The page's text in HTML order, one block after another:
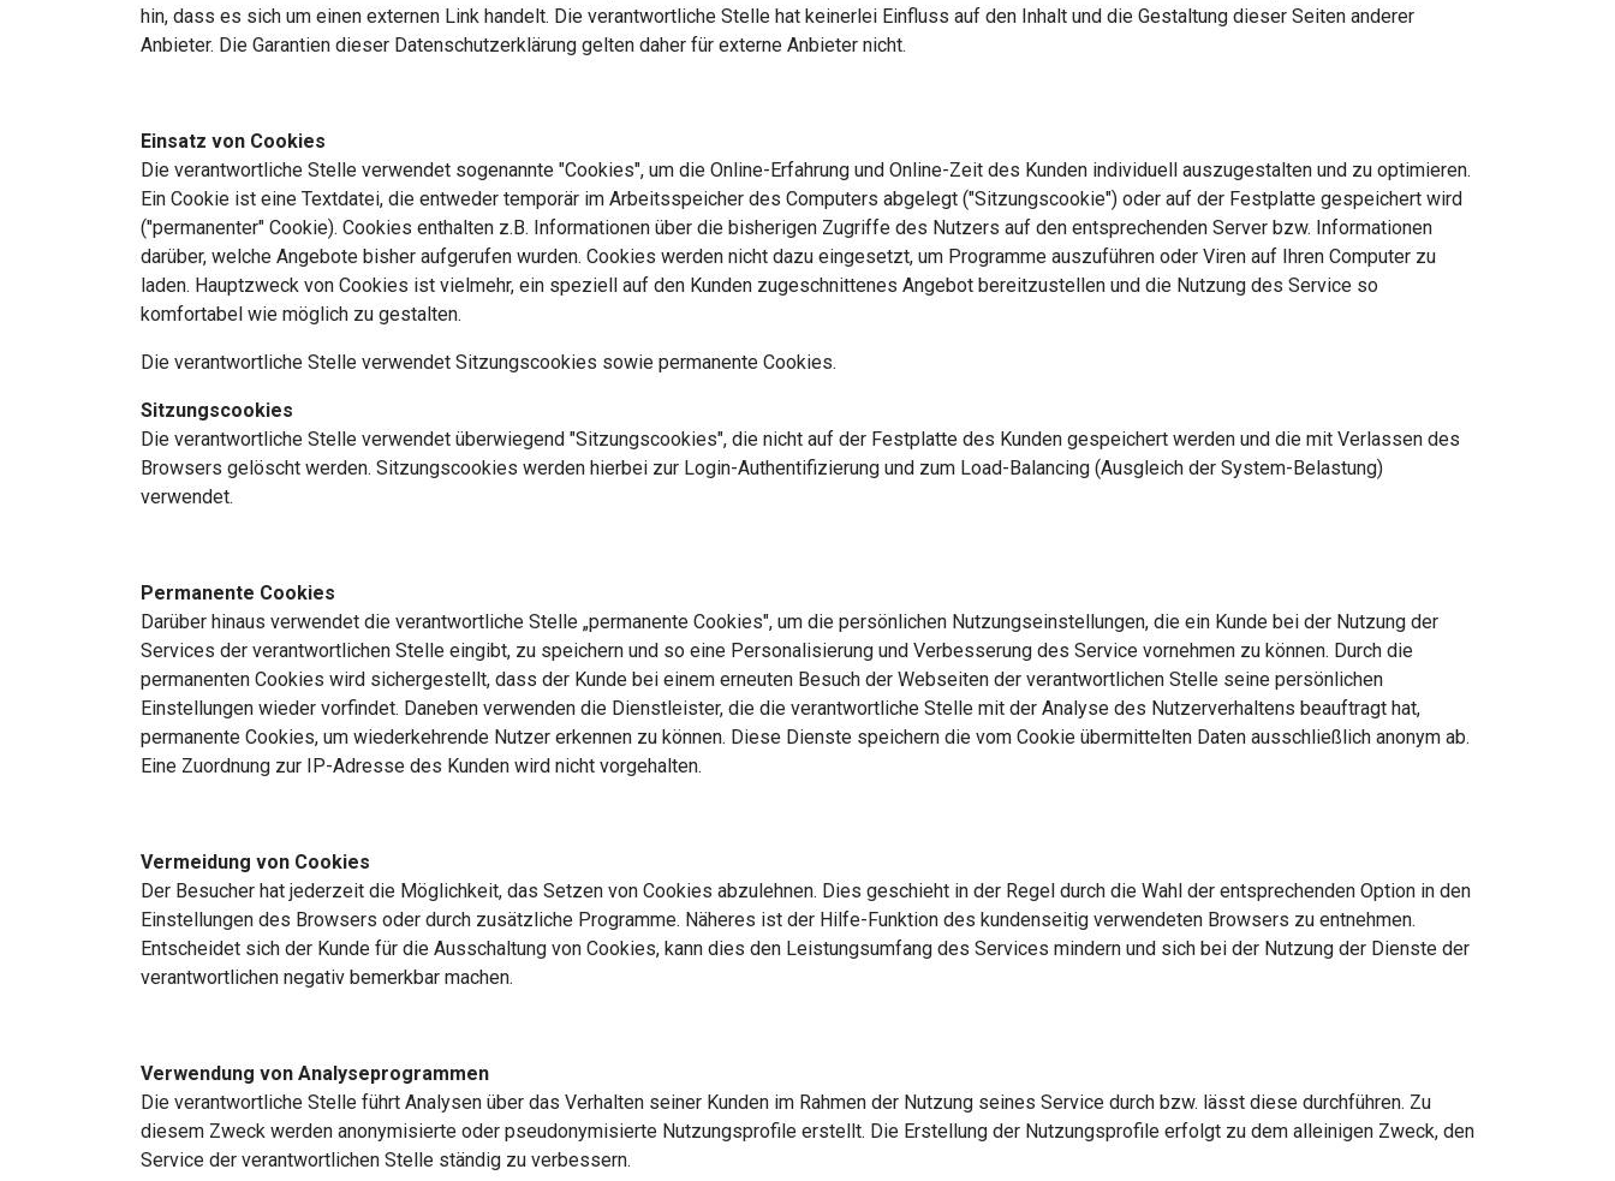
hin, dass es sich um einen externen Link handelt. Die verantwortliche Stelle hat keinerlei Einfluss auf den Inhalt und die Gestaltung dieser Seiten anderer
Anbieter. Die Garantien dieser Datenschutzerklärung gelten daher für externe Anbieter nicht.
Einsatz von Cookies
Die verantwortliche Stelle verwendet sogenannte "Cookies", um die Online-Erfahrung und Online-Zeit des Kunden individuell auszugestalten und zu optimieren.
Ein Cookie ist eine Textdatei, die entweder temporär im Arbeitsspeicher des Computers abgelegt ("Sitzungscookie") oder auf der Festplatte gespeichert wird
("permanenter" Cookie). Cookies enthalten z.B. Informationen über die bisherigen Zugriffe des Nutzers auf den entsprechenden Server bzw. Informationen
darüber, welche Angebote bisher aufgerufen wurden. Cookies werden nicht dazu eingesetzt, um Programme auszuführen oder Viren auf Ihren Computer zu
laden. Hauptzweck von Cookies ist vielmehr, ein speziell auf den Kunden zugeschnittenes Angebot bereitzustellen und die Nutzung des Service so
komfortabel wie möglich zu gestalten.
Die verantwortliche Stelle verwendet Sitzungscookies sowie permanente Cookies.
Sitzungscookies
Die verantwortliche Stelle verwendet überwiegend "Sitzungscookies", die nicht auf der Festplatte des Kunden gespeichert werden und die mit Verlassen des
Browsers gelöscht werden. Sitzungscookies werden hierbei zur Login-Authentifizierung und zum Load-Balancing (Ausgleich der System-Belastung)
verwendet.
Permanente Cookies
Darüber hinaus verwendet die verantwortliche Stelle „permanente Cookies", um die persönlichen Nutzungseinstellungen, die ein Kunde bei der Nutzung der
Services der verantwortlichen Stelle eingibt, zu speichern und so eine Personalisierung und Verbesserung des Service vornehmen zu können. Durch die
permanenten Cookies wird sichergestellt, dass der Kunde bei einem erneuten Besuch der Webseiten der verantwortlichen Stelle seine persönlichen
Einstellungen wieder vorfindet. Daneben verwenden die Dienstleister, die die verantwortliche Stelle mit der Analyse des Nutzerverhaltens beauftragt hat,
permanente Cookies, um wiederkehrende Nutzer erkennen zu können. Diese Dienste speichern die vom Cookie übermittelten Daten ausschließlich anonym ab.
Eine Zuordnung zur IP-Adresse des Kunden wird nicht vorgehalten.
Vermeidung von Cookies
Der Besucher hat jederzeit die Möglichkeit, das Setzen von Cookies abzulehnen. Dies geschieht in der Regel durch die Wahl der entsprechenden Option in den
Einstellungen des Browsers oder durch zusätzliche Programme. Näheres ist der Hilfe-Funktion des kundenseitig verwendeten Browsers zu entnehmen.
Entscheidet sich der Kunde für die Ausschaltung von Cookies, kann dies den Leistungsumfang des Services mindern und sich bei der Nutzung der Dienste der
verantwortlichen negativ bemerkbar machen.
Verwendung von Analyseprogrammen
Die verantwortliche Stelle führt Analysen über das Verhalten seiner Kunden im Rahmen der Nutzung seines Service durch bzw. lässt diese durchführen. Zu
diesem Zweck werden anonymisierte oder pseudonymisierte Nutzungsprofile erstellt. Die Erstellung der Nutzungsprofile erfolgt zu dem alleinigen Zweck, den
Service der verantwortlichen Stelle ständig zu verbessern.